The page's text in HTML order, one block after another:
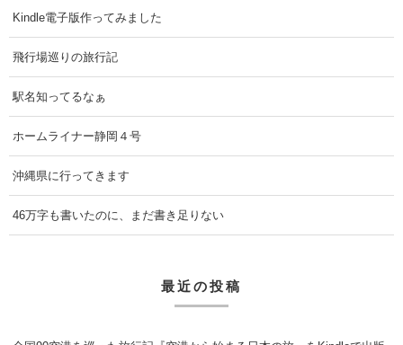
Kindle電子版作ってみました
飛行場巡りの旅行記
駅名知ってるなぁ
ホームライナー静岡４号
沖縄県に行ってきます
46万字も書いたのに、まだ書き足りない
最近の投稿